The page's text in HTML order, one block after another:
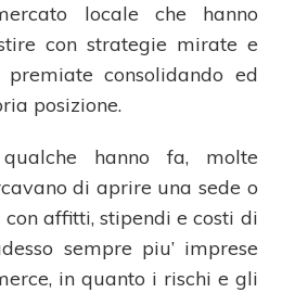
locale che hanno
con strategie mirate e
consolidando ed
posizione.
hanno fa, molte
di aprire una sede o
affitti, stipendi e costi di
sempre piu’ imprese
in quanto i rischi e gli